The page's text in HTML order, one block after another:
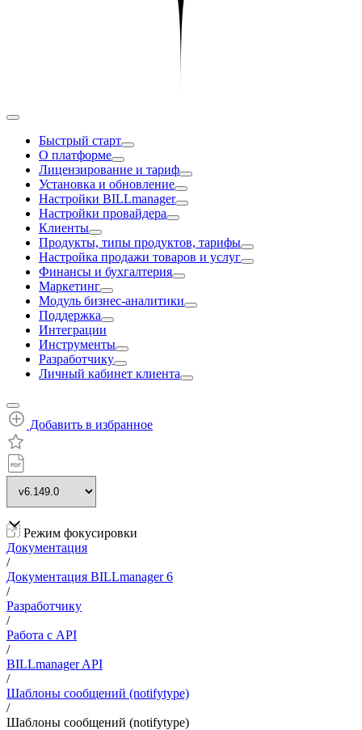
Быстрый старт
О платформе
Лицензирование и тариф
Установка и обновление
Настройки BILLmanager
Настройки провайдера
Клиенты
Продукты, типы продуктов, тарифы
Настройка продажи товаров и услуг
Финансы и бухгалтерия
Маркетинг
Модуль бизнес-аналитики
Поддержка
Интеграции
Инструменты
Разработчику
Личный кабинет клиента
Добавить в избранное
Режим фокусировки
Документация
/
Документация BILLmanager 6
/
Разработчику
/
Работа с API
/
BILLmanager API
/
Шаблоны сообщений (notifytype)
/
Шаблоны сообщений (notifytype)